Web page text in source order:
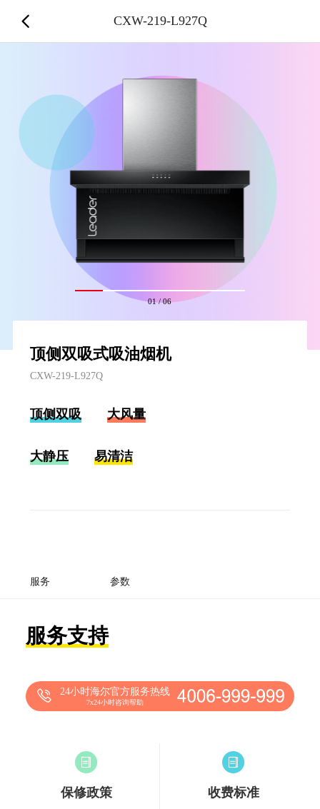
01/06
顶侧双吸式吸油烟机
CXW-219-L927Q
顶侧双吸 大风量
大静压 易清洁
服务 参数
服务支持
24小时海尔官方服务热线
7x24小时咨询帮助
保修政策 收费标准
CXW-219-L927Q